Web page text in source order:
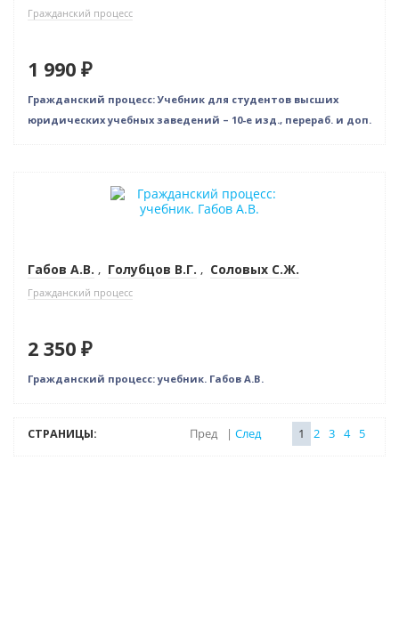
Гражданский процесс
1 990 ₽
Гражданский процесс: Учебник для студентов высших
юридических учебных заведений – 10-е изд., перераб. и доп.
Габов А.В. , Голубцов В.Г. , Соловых С.Ж.
Гражданский процесс
2 350 ₽
Гражданский процесс: учебник. Габов А.В.
СТРАНИЦЫ: Пред | След 1 2 3 4 5